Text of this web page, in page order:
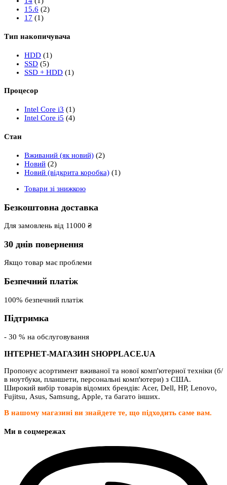
15.6 (2)
17 (1)
Тип накопичувача
HDD (1)
SSD (5)
SSD + HDD (1)
Процесор
Intel Core i3 (1)
Intel Core i5 (4)
Стан
Вживаний (як новий) (2)
Новий (2)
Новий (відкрита коробка) (1)
Товари зі знижкою
Безкоштовна доставка
Для замовлень від 11000 ₴
30 днів повернення
Якщо товар має проблеми
Безпечний платіж
100% безпечний платіж
Підтримка
- 30 % на обслуговування
ІНТЕРНЕТ-МАГАЗИН SHOPPLACE.UA
Пропонує асортимент вживаної та нової комп'ютерної техніки (б/
в ноутбуки, планшети, персональні комп'ютери) з США.
Широкий вибір товарів відомих брендів: Acer, Dell, HP, Lenovo,
Fujitsu, Asus, Samsung, Apple, та багато інших.
В нашому магазині ви знайдете те, що підходить саме вам.
Ми в соцмережах